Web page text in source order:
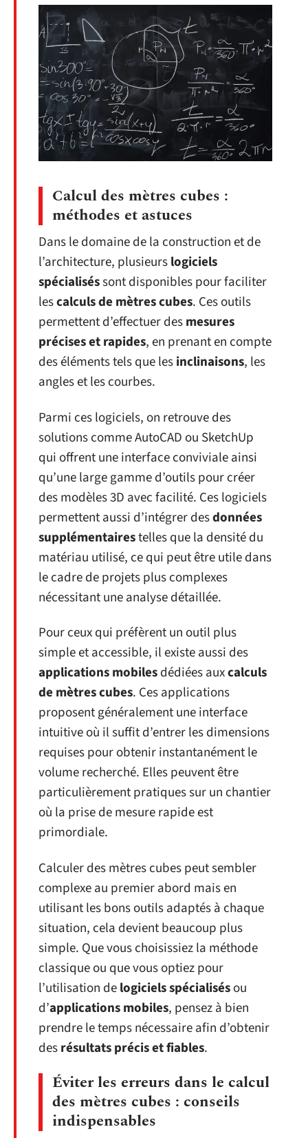
Calcul des mètres cubes :
méthodes et astuces
Dans le domaine de la construction et de
l’architecture, plusieurslogiciels
spécialiséssont disponibles pour faciliter
lescalculs de mètres cubes. Ces outils
permettent d’effectuer desmesures
précises et rapides, en prenant en compte
des éléments tels que lesinclinaisons, les
angles et les courbes.
Parmi ces logiciels, on retrouve des
solutions comme AutoCAD ou SketchUp
qui offrent une interface conviviale ainsi
qu’une large gamme d’outils pour créer
des modèles 3D avec facilité. Ces logiciels
permettent aussi d’intégrer desdonnées
supplémentairestelles que la densité du
matériau utilisé, ce qui peut être utile dans
le cadre de projets plus complexes
nécessitant une analyse détaillée.
Pour ceux qui préfèrent un outil plus
simple et accessible, il existe aussi des
applications mobilesdédiées auxcalculs
de mètres cubes. Ces applications
proposent généralement une interface
intuitive où il suffit d’entrer les dimensions
requises pour obtenir instantanément le
volume recherché. Elles peuvent être
particulièrement pratiques sur un chantier
où la prise de mesure rapide est
primordiale.
Calculer des mètres cubes peut sembler
complexe au premier abord mais en
utilisant les bons outils adaptés à chaque
situation, cela devient beaucoup plus
simple. Que vous choisissiez la méthode
classique ou que vous optiez pour
l’utilisation delogiciels spécialisésou
d’applications mobiles, pensez à bien
prendre le temps nécessaire afin d’obtenir
desrésultats précis et fiables.
Éviter les erreurs dans le calcul
des mètres cubes : conseils
indispensables